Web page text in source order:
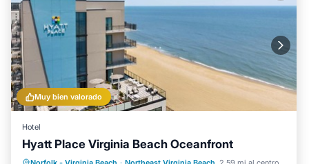
Muy bien valorado
Hotel
Hyatt Place Virginia Beach Oceanfront
Frente al mar
Desayuno